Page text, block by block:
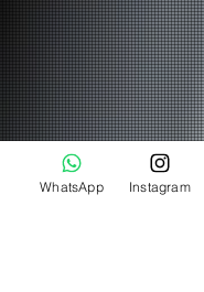
WhatsApp Instagram